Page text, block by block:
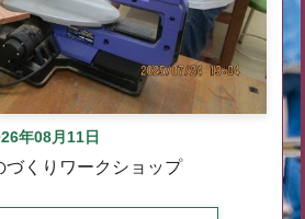
年08月11日
づくりワークショップ